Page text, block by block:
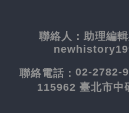
聯絡人： 助理編
聯絡電話： 02-2782-
115962 臺北市中